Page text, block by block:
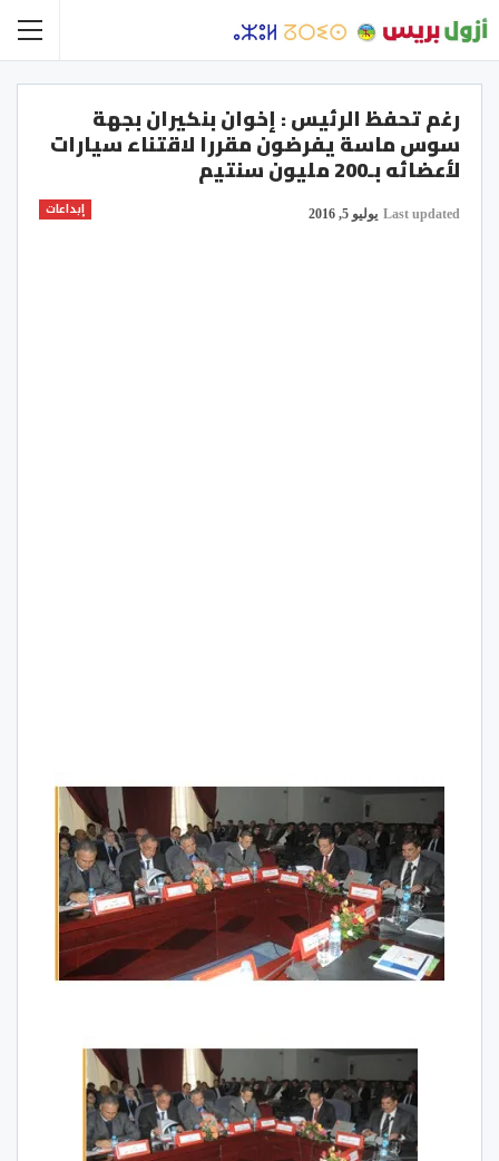
رغم تحفظ الرئيس : إخوان بنكيران بجهة
سوس ماسة يفرضون مقررا لاقتناء سيارات
لأعضائه بـ200 مليون سنتيم
إبداعات Last updated يوليو 5, 2016